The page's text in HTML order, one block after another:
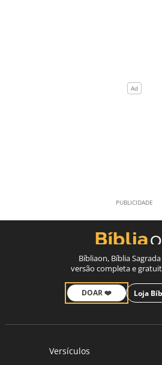
Bíbliaon, Bíblia
versão completa e
DOAR ❤️ Loja
Versículos